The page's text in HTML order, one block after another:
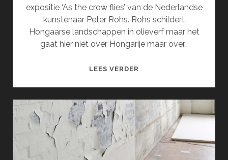
expositie ‘As the crow flies’ van de Nederlandse
kunstenaar Peter Rohs. Rohs schildert
Hongaarse landschappen in olieverf maar het
gaat hier niet over Hongarije maar over…
LEES VERDER
VAN
PETER
ROHS